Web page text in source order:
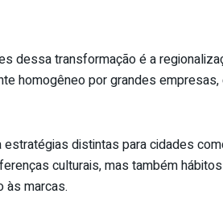
dessa transformação é a
homogêneo por grandes
estratégias distintas para cidades
culturais, mas também
às marcas.